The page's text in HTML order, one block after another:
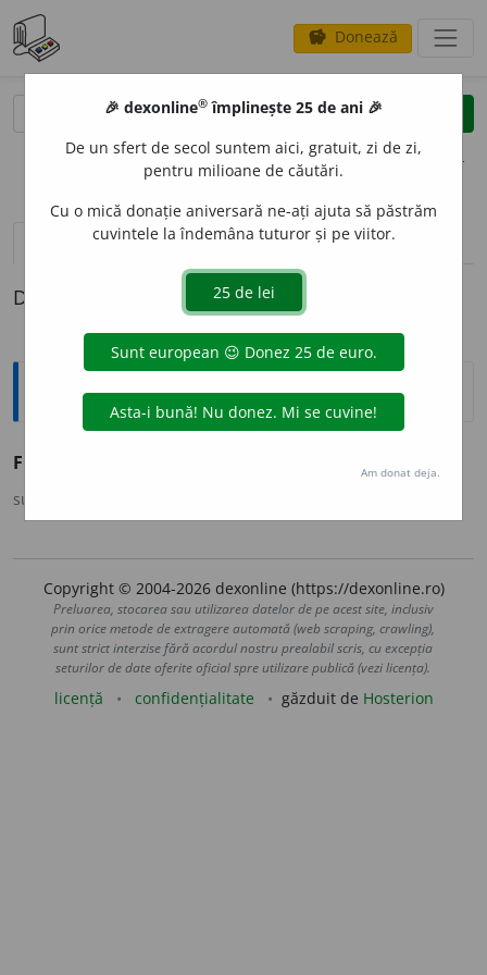
savings Donează
clear
opțiuni
definiții (1) pronunțievolume_up (9)
Definiția cu ID-ul 1343933:
Explicative DEX
FR
sursa:
Copyright © 2004-2026 dexonline (https://dexonline.ro)
Preluarea, stocarea sau utilizarea datelor de pe acest site, inclusiv
prin orice metode de extragere automată (web scraping, crawling),
sunt strict interzise fără acordul nostru prealabil scris, cu excepția
seturilor de date oferite oficial spre utilizare publică (vezi licența).
licență confidențialitate găzduit de Hosterion
🎉 dexonline® împlinește 25 de ani 🎉
De un sfert de secol suntem aici, gratuit, zi de zi,
pentru milioane de căutări.
Cu o mică donație aniversară ne-ați ajuta să păstrăm
cuvintele la îndemâna tuturor și pe viitor.
Am donat deja.